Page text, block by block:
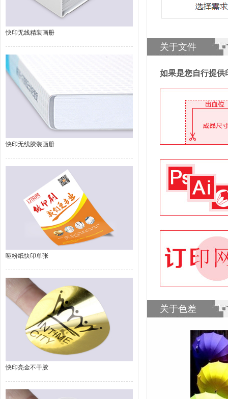
快印无线精装画册
快印无线胶装画册
哑粉纸快印单张
快印亮金不干胶
关于文件
如果是您自行提供
关于色差